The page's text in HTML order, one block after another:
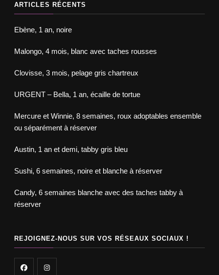
ARTICLES RÉCENTS
Ebène, 1 an, noire
Malongo, 4 mois, blanc avec taches rousses
Clovisse, 3 mois, pelage gris chartreux
URGENT – Bella, 1 an, écaille de tortue
Mercure et Winnie, 8 semaines, roux adoptables ensemble
ou séparément à réserver
Austin, 1 an et demi, tabby gris bleu
Sushi, 6 semaines, noire et blanche à réserver
Candy, 6 semaines blanche avec des taches tabby à
réserver
REJOIGNEZ-NOUS SUR VOS RÉSEAUX SOCIAUX !